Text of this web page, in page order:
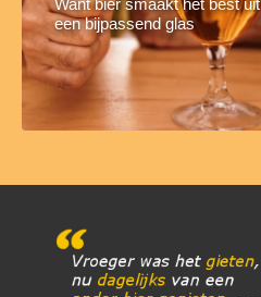
Want bier smaakt het best uit
een bijpassend glas